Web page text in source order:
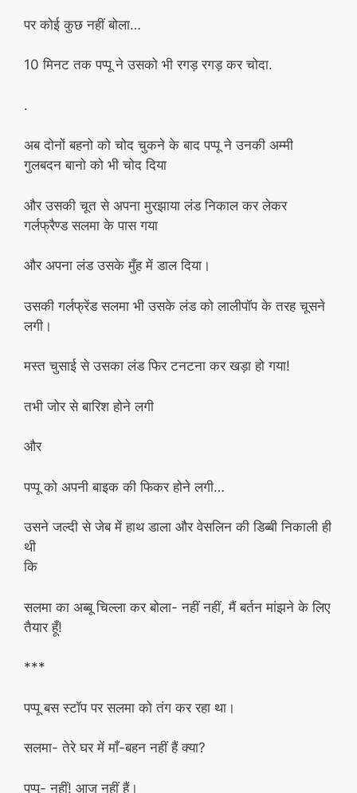
पर कोई कुछ नहीं बोला…
10 मिनट तक पप्पू ने उसको भी रगड़ रगड़ कर चोदा.
.
अब दोनों बहनो को चोद चुकने के बाद पप्पू ने उनकी अम्मी
गुलबदन बानो को भी चोद दिया
और उसकी चूत से अपना मुरझाया लंड निकाल कर लेकर
गर्लफ्रैण्ड सलमा के पास गया
और अपना लंड उसके मुँह में डाल दिया।
उसकी गर्लफ्रेंड सलमा भी उसके लंड को लालीपॉप के तरह चूसने
लगी।
मस्त चुसाई से उसका लंड फिर टनटना कर खड़ा हो गया!
तभी जोर से बारिश होने लगी
और
पप्पू को अपनी बाइक की फिकर होने लगी…
उसने जल्दी से जेब में हाथ डाला और वेसलिन की डिब्बी निकाली ही
थी
कि
सलमा का अब्बू चिल्ला कर बोला- नहीं नहीं, मैं बर्तन मांझने के लिए
तैयार हूँ!
***
पप्पू बस स्टॉप पर सलमा को तंग कर रहा था।
सलमा- तेरे घर में माँ-बहन नहीं हैं क्या?
पप्पू- नहीं! आज नहीं हैं।